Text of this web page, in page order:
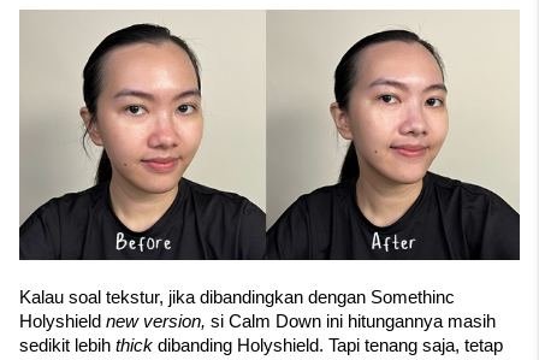
Kalau soal tekstur, jika dibandingkan dengan Somethinc
Holyshield new version, si Calm Down ini hitungannya masih
sedikit lebih thick dibanding Holyshield. Tapi tenang saja, tetap